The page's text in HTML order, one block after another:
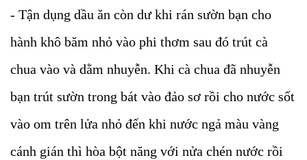
- Tận dụng dầu ăn còn dư khi rán sườn bạn cho
hành khô băm nhỏ vào phi thơm sau đó trút cà
chua vào và dằm nhuyễn. Khi cà chua đã nhuyễn
bạn trút sườn trong bát vào đảo sơ rồi cho nước sốt
vào om trên lửa nhỏ đến khi nước ngả màu vàng
cánh gián thì hòa bột năng với nửa chén nước rồi